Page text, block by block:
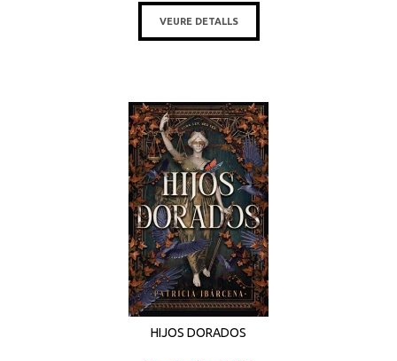
VEURE DETALLS
HIJOS DORADOS